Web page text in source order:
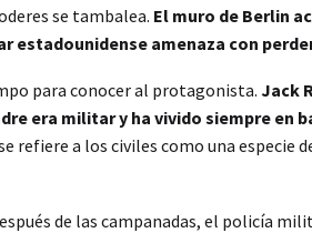
se tambalea. El muro de Berlin
estadounidense amenaza con
para conocer al protagonista. Jack
era militar y ha vivido siempre en
refiere a los civiles como una especie
de las campanadas, el policía